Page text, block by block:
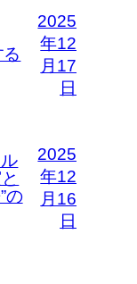
2025
年12
月17
日
の
2025
年12
月16
日